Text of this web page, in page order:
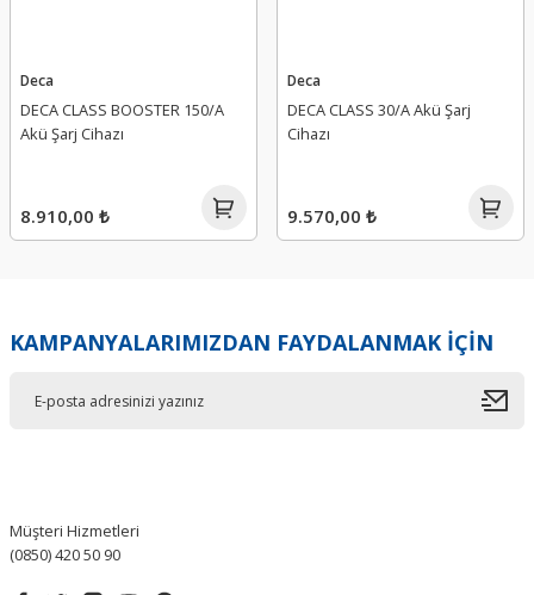
Deca
DECA CLASS BOOSTER 150/A
Akü Şarj Cihazı
8.910,00 ₺
Deca
DECA CLASS 30/A Akü Şarj
Cihazı
9.570,00 ₺
KAMPANYALARIMIZDAN FAYDALANMAK İÇİN
Müşteri Hizmetleri
(0850) 420 50 90